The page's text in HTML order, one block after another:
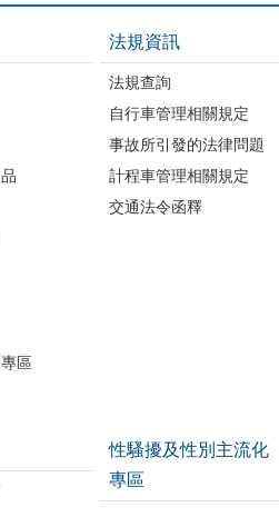
區
法規資訊
法規查詢
自行車管理相關規定
事故所引發的法律問題
計程車管理相關規定
交通法令函釋
性騷擾及性別主流化
專區